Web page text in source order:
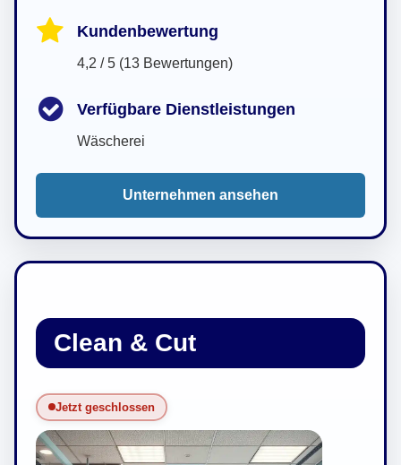
Kundenbewertung
4,2 / 5 (13 Bewertungen)
Verfügbare Dienstleistungen
Wäscherei
Unternehmen ansehen
Clean & Cut
Jetzt geschlossen